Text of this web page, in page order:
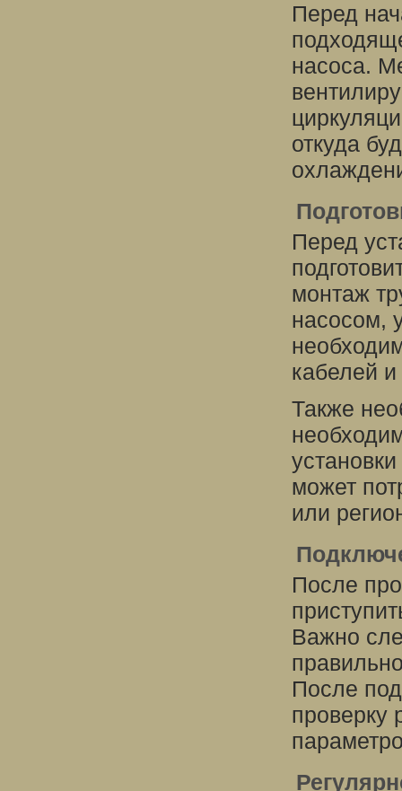
Перед
насоса.
откуда
Перед
монтаж
насосом,
кабелей
Также
может
или
После
Важно
После
проверку